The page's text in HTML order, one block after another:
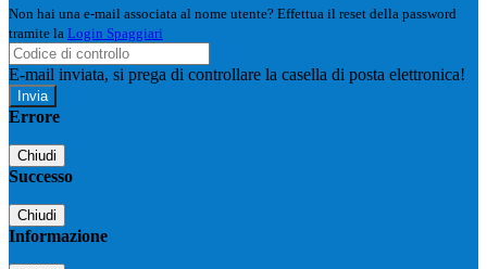
Non hai una e-mail associata al nome utente? Effettua il reset della password
tramite la Login Spaggiari
E-mail inviata, si prega di controllare la casella di posta elettronica!
Errore
Chiudi
Successo
Chiudi
Informazione